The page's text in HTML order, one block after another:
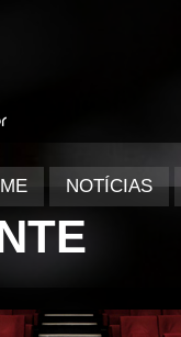
NOTÍCIAS